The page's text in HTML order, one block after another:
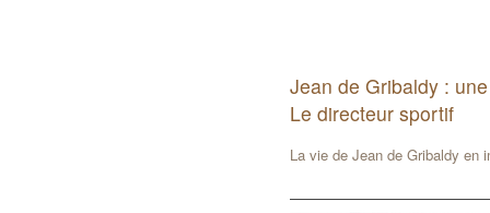
Jean de Gribaldy :
Le directeur sportif
La vie de Jean de Gribaldy en